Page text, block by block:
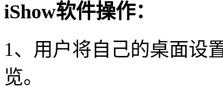
iShow软件操作：
1、用户将自己的桌面设
览。